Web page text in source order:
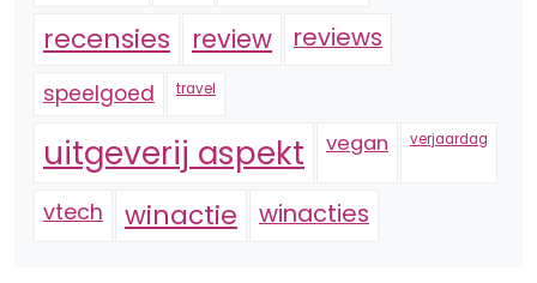
recensies review reviews
speelgoed travel
uitgeverij aspekt vegan verjaardag
vtech winactie winacties